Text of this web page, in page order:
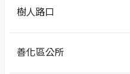
樹人路口
善化區公所